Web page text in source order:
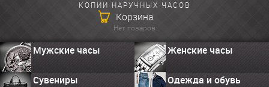
КОПИИ НАРУЧНЫХ ЧАСОВ
Корзина
Нет товаров
Мужские часы Женские часы
Сувениры Одежда и обувь